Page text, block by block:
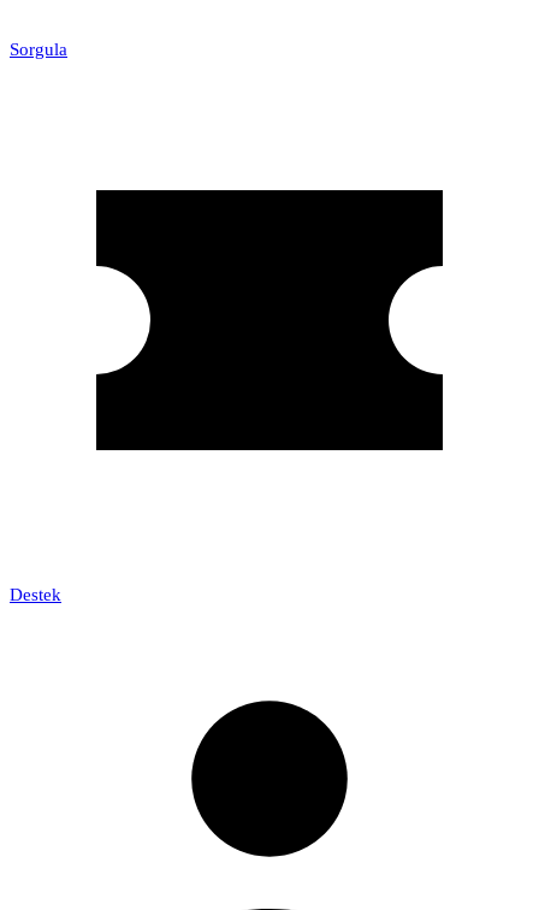
Sorgula
Destek